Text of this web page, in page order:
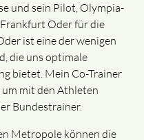
und sein Pilot, Olympia-
Oder für die
ist eine der wenigen
die uns optimale
bietet. Mein Co-Trainer
um mit den Athleten
Bundestrainer.
Metropole können die